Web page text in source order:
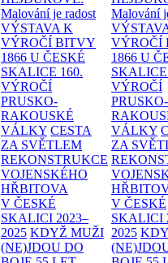
Malování je radost
VÝSTAVA K
VÝROČÍ BITVY
1866 U ČESKÉ
SKALICE 160.
VÝROČÍ
PRUSKO-
RAKOUSKÉ
VÁLKY CESTA
ZA SVĚTLEM
REKONSTRUKCE
VOJENSKÉHO
HŘBITOVA
V ČESKÉ
SKALICI 2023–
2025 KDYŽ MUŽI
(NE)JDOU DO
Malování
VÝROČÍ
1866 U
SKALICE
VÝROČÍ
PRUSKO-
VÁLKY
ZA
V ČESKÉ
SKALICI
2025